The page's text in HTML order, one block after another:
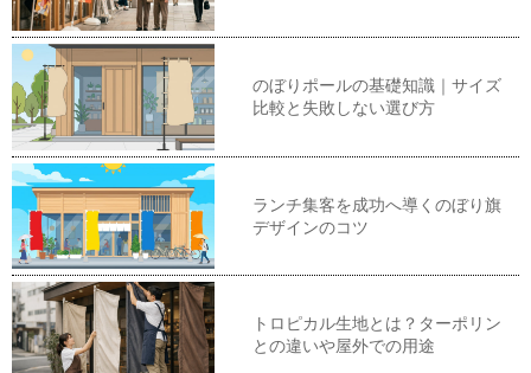
のぼりポールの基礎知識｜サイズ
比較と失敗しない選び方
ランチ集客を成功へ導くのぼり旗
デザインのコツ
トロピカル生地とは？ターポリン
との違いや屋外での用途